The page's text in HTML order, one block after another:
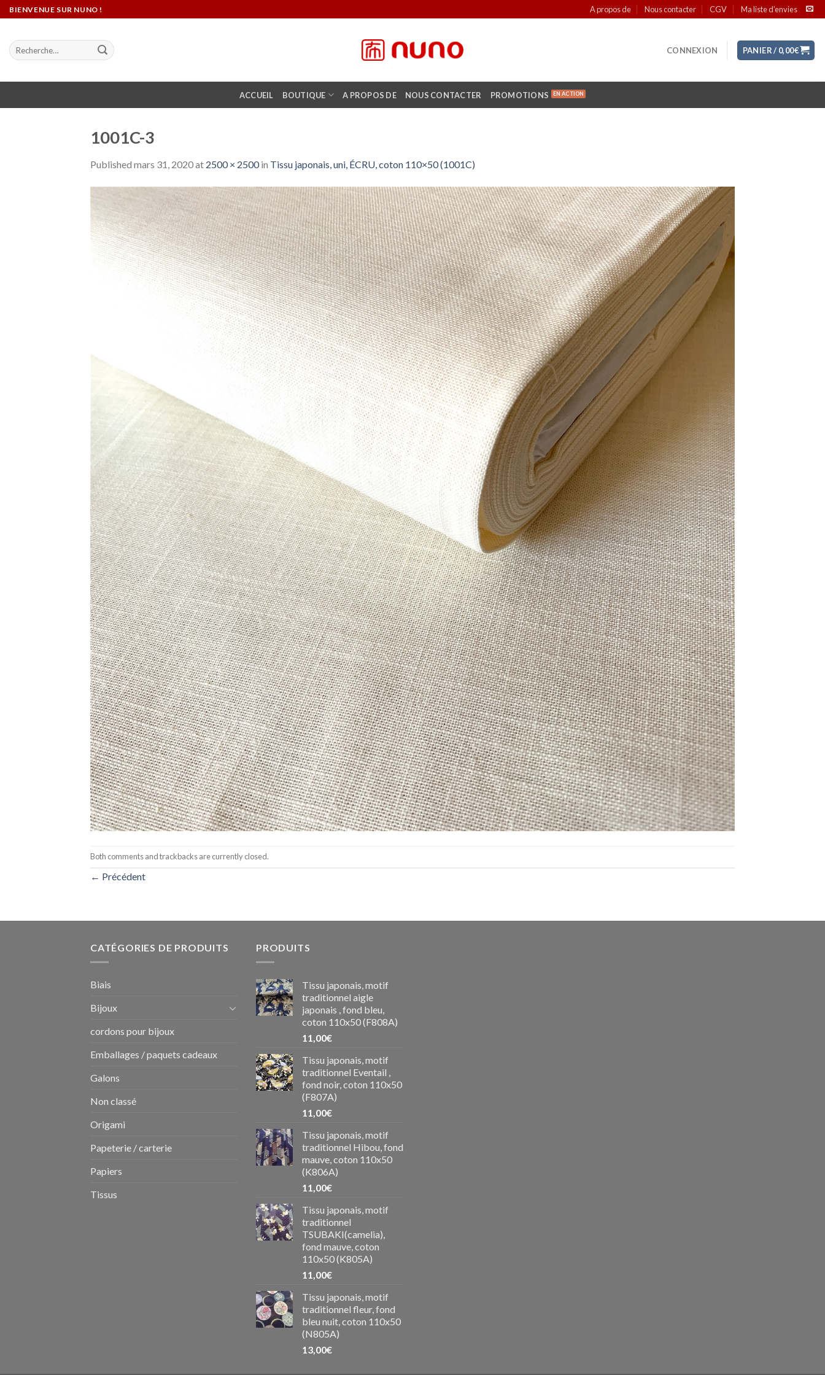
Skip
to
content
BIENVENUE SUR NUNO ! A propos de Nous contacter CGV Ma liste d’envies
Recherche
pour :
CONNEXION PANIER / 0,00€
ACCUEIL BOUTIQUE A PROPOS DE NOUS CONTACTER PROMOTIONS
1001C-3
Published mars 31, 2020at 2500 × 2500in Tissu japonais, uni, ÉCRU, coton 110×50 (1001C)
Both comments and trackbacks are currently closed.
← Précédent
CATÉGORIES DE PRODUITS
Biais
Bijoux
cordons pour bijoux
Emballages / paquets cadeaux
Galons
Non classé
Origami
Papeterie / carterie
Papiers
Tissus
PRODUITS
Tissu japonais, motif
traditionnel aigle
japonais , fond bleu,
coton 110x50 (F808A)
11,00€
Tissu japonais, motif
traditionnel Eventail ,
fond noir, coton 110x50
(F807A)
11,00€
Tissu japonais, motif
traditionnel Hibou, fond
mauve, coton 110x50
(K806A)
11,00€
Tissu japonais, motif
traditionnel
TSUBAKI(camelia),
fond mauve, coton
110x50 (K805A)
11,00€
Tissu japonais, motif
traditionnel fleur, fond
bleu nuit, coton 110x50
(N805A)
13,00€